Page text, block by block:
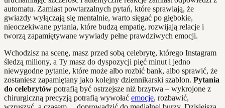
automatu. Zamiast powtarzalnych pytań, które sprawiają, że
gwiazdy wyłączają się mentalnie, warto sięgać po głębokie,
nieoczekiwane pytania, które budzą empatię, rozwijają relacje i
tworzą zapamiętywane wywiady pełne prawdziwych emocji.
Wchodzisz na scenę, masz przed sobą celebrytę, którego Instagram
śledzą miliony, a Ty masz do dyspozycji pięć minut i jedno
niewygodne pytanie, które może albo rozbić bank, albo sprawić, że
zostaniesz zapamiętany jako kolejny dziennikarski szablon. Pytania
do celebrytów potrafią być ostrzejsze niż brzytwa – wykrojone z
chirurgiczną precyzją potrafią wywołać emocje, rozbawić,